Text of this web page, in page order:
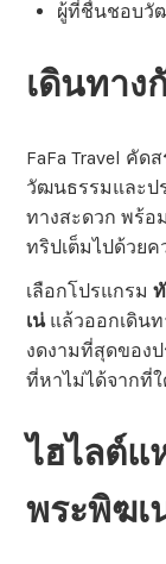
ผู้ที่ชื่นชอบวั
เดินทาง
FaFa Travel คัด
วัฒนธรรมและป
ทางสะดวก พร้อ
ทริปเต็มไปด้วย
เลือกโปรแกรม
เน่แล้วออกเดินท
งดงามที่สุดของ
ที่หาไม่ได้จากที่
ไฮไลต์แ
พระพิฆเ